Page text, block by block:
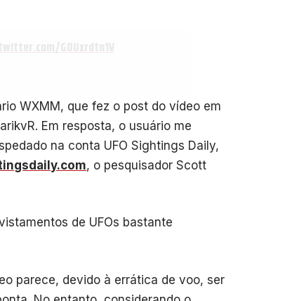
WXMM, que fez o post do vídeo em
Em resposta, o usuário me
na conta UFO Sightings Daily,
, o pesquisador Scott
de UFOs bastante
parece, devido à errática de voo, ser